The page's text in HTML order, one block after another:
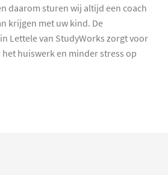
daarom sturen wij altijd een coach
krijgen met uw kind. De
Lettele van StudyWorks zorgt voor
huiswerk en minder stress op